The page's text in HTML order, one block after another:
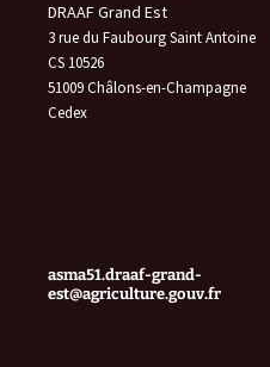
DRAAF Grand Est
3 rue du Faubourg Saint Antoine
CS 10526
51009 Châlons-en-Champagne
Cedex
asma51.draaf-grand-
est@agriculture.gouv.fr